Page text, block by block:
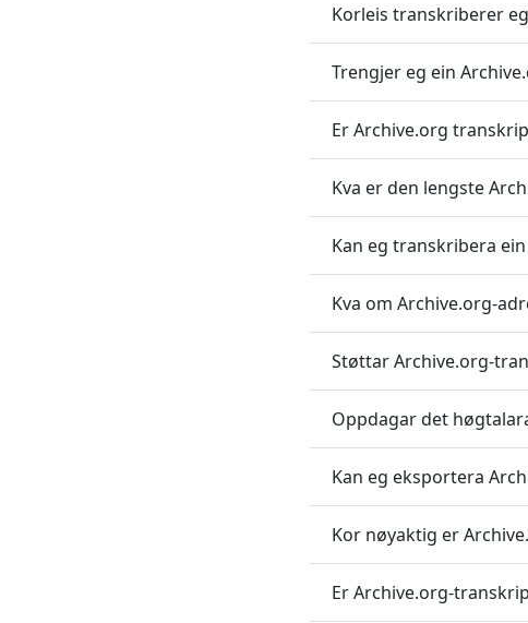
Korleis transkriberer
Trengjer eg ein
Er Archive.org
Kva er den lengste
Kan eg transkribera
Kva om Archive.org-
Støttar Archive.org-
Oppdagar det
Kan eg eksportera
Kor nøyaktig er
Er Archive.org-